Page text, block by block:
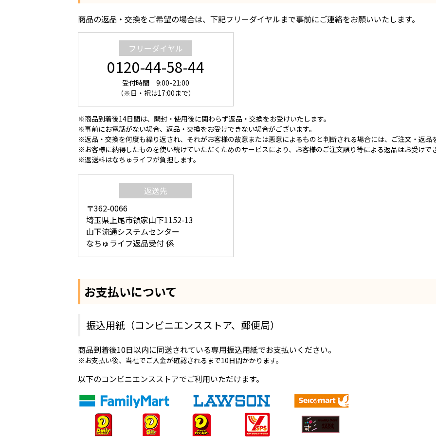
商品の返品・交換をご希望の場合は、下記フリーダイヤルまで事前にご連絡をお願いいたします。
フリーダイヤル
0120-44-58-44
受付時間 9:00-21:00
（※日・祝は17:00まで）
※商品到着後14日間は、開封・使用後に関わらず返品・交換をお受けいたします。
※事前にお電話がない場合、返品・交換をお受けできない場合がございます。
※返品・交換を何度も繰り返され、それがお客様の故意または悪意によるものと判断される場合には、ご注文・返品
※お客様に納得したものを使い続けていただくためのサービスにより、お客様のご注文誤り等による返品はお受けで
※返送料はなちゅライフが負担します。
返送先
〒362-0066
埼玉県上尾市領家山下1152-13
山下流通システムセンター
なちゅライフ返品受付 係
お支払いについて
振込用紙（コンビニエンスストア、郵便局）
商品到着後10日以内に同送されている専用振込用紙でお支払いください。
※お支払い後、当社でご入金が確認されるまで10日間かかります。
以下のコンビニエンスストアでご利用いただけます。